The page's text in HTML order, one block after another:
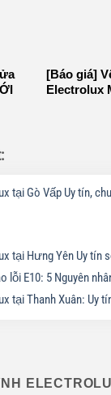
[Báo giá]
Electrolux
tại Gò Vấp Uy tín,
tại Hưng Yên Uy tín
lỗi E10: 5 Nguyên
tại Thanh Xuân: Uy